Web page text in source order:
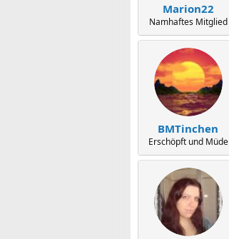
Marion22
Namhaftes Mitglied
BMTinchen
Erschöpft und Müde